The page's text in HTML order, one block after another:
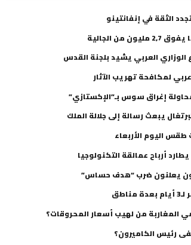
الثقة في إنفانتينو
من الجالية
الوزاري العربي يشيد بلجنة القدس
لمكافحة تهريب الآثار
إغراق سوس بـ”الإكستازي”
يبعث رسالة إلى جلالة الملك
اليوم الأربعاء
أرباح عمالقة التكنولوجيا
يعلنون ضرب “هدف حساس”
مناطق
المغاربة من لهيب أسعار المحروقات؟
رئيس الكاميرون؟